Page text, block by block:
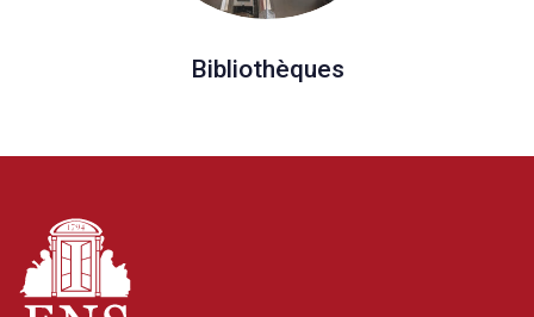
Bibliothèques